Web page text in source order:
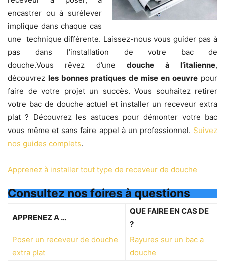
encastrer ou à surélever
implique dans chaque cas
une technique différente. Laissez-nous vous guider pas à
pas dans l’installation de votre ​bac de
douche.Vous rêvez d’unedouche à l’italienne,
découvrez les bonnes pratiques de mise en oeuvre pour
faire de votre projet un succès. Vous souhaitez retirer
votre bac de douche actuel et installer un receveur extra
plat ? Découvrez les astuces pour démonter votre bac
vous même et sans faire appel à un professionnel. Suivez
nos guides complets.
Apprenez à installer tout type de receveur de douche
Consultez nos foires à questions
APPRENEZ A …
QUE FAIRE EN CAS DE
?
Poser un receveur de douche
extra plat
Rayures sur un bac a
douche